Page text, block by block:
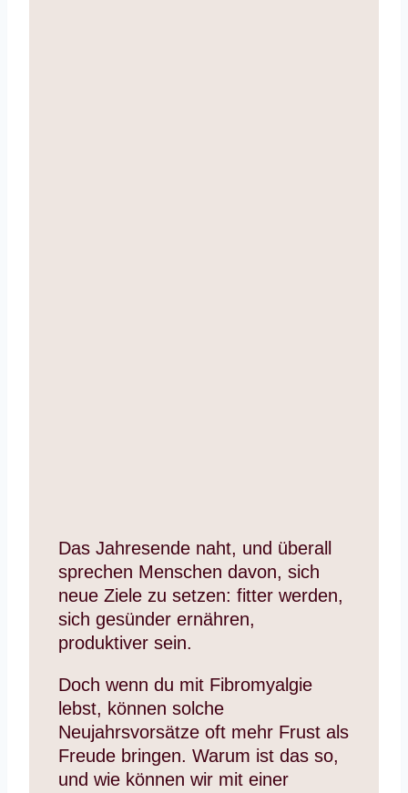
Das Jahresende naht, und überall
sprechen Menschen davon, sich
neue Ziele zu setzen: fitter werden,
sich gesünder ernähren,
produktiver sein.
Doch wenn du mit Fibromyalgie
lebst, können solche
Neujahrsvorsätze oft mehr Frust als
Freude bringen. Warum ist das so,
und wie können wir mit einer